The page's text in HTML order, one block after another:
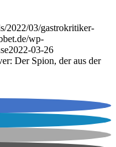
2022/03/gastrokritiker-
wp-
2022-03-26
Der Spion, der aus der